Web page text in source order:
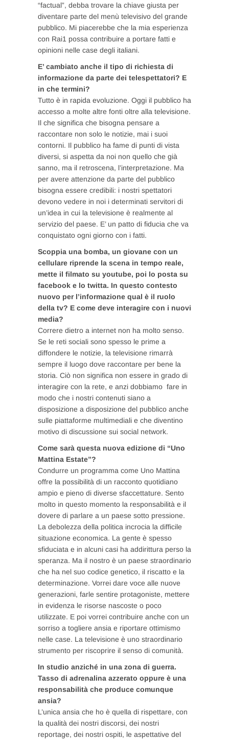
“factual”, debba trovare la chiave giusta per
diventare parte del menù televisivo del grande
pubblico. Mi piacerebbe che la mia esperienza
con Rai1 possa contribuire a portare fatti e
opinioni nelle case degli italiani.
E’ cambiato anche il tipo di richiesta di
informazione da parte dei telespettatori? E
in che termini?
Tutto è in rapida evoluzione. Oggi il pubblico ha
accesso a molte altre fonti oltre alla televisione.
Il che significa che bisogna pensare a
raccontare non solo le notizie, mai i suoi
contorni. Il pubblico ha fame di punti di vista
diversi, si aspetta da noi non quello che già
sanno, ma il retroscena, l’interpretazione. Ma
per avere attenzione da parte del pubblico
bisogna essere credibili: i nostri spettatori
devono vedere in noi i determinati servitori di
un’idea in cui la televisione è realmente al
servizio del paese. E’ un patto di fiducia che va
conquistato ogni giorno con i fatti.
Scoppia una bomba, un giovane con un
cellulare riprende la scena in tempo reale,
mette il filmato su youtube, poi lo posta su
facebook e lo twitta. In questo contesto
nuovo per l’informazione qual è il ruolo
della tv? E come deve interagire con i nuovi
media?
Correre dietro a internet non ha molto senso.
Se le reti sociali sono spesso le prime a
diffondere le notizie, la televisione rimarrà
sempre il luogo dove raccontare per bene la
storia. Ciò non significa non essere in grado di
interagire con la rete, e anzi dobbiamo fare in
modo che i nostri contenuti siano a
disposizione a disposizione del pubblico anche
sulle piattaforme multimediali e che diventino
motivo di discussione sui social network.
Come sarà questa nuova edizione di “Uno
Mattina Estate”?
Condurre un programma come Uno Mattina
offre la possibilità di un racconto quotidiano
ampio e pieno di diverse sfaccettature. Sento
molto in questo momento la responsabilità e il
dovere di parlare a un paese sotto pressione.
La debolezza della politica incrocia la difficile
situazione economica. La gente è spesso
sfiduciata e in alcuni casi ha addirittura perso la
speranza. Ma il nostro è un paese straordinario
che ha nel suo codice genetico, il riscatto e la
determinazione. Vorrei dare voce alle nuove
generazioni, farle sentire protagoniste, mettere
in evidenza le risorse nascoste o poco
utilizzate. E poi vorrei contribuire anche con un
sorriso a togliere ansia e riportare ottimismo
nelle case. La televisione è uno straordinario
strumento per riscoprire il senso di comunità.
In studio anziché in una zona di guerra.
Tasso di adrenalina azzerato oppure è una
responsabilità che produce comunque
ansia?
L’unica ansia che ho è quella di rispettare, con
la qualità dei nostri discorsi, dei nostri
reportage, dei nostri ospiti, le aspettative del